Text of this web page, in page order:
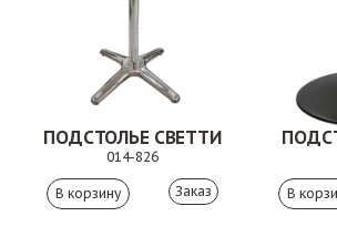
ПОДСТОЛЬЕ СВЕТТИ
014-826
Заказ